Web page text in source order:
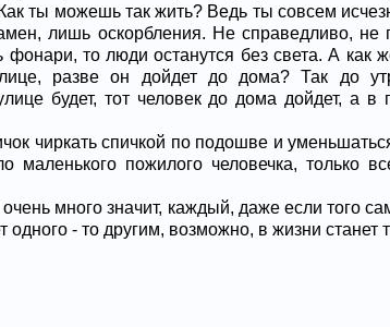
ты можешь так жить? Ведь ты совсем
лишь оскорбления. Не справедливо, не
фонари, то люди останутся без света. А как
разве он дойдет до дома? Так до
будет, тот человек до дома дойдет, а в
чиркать спичкой по подошве и
маленького пожилого человечка, только
много значит, каждый, даже если того
одного - то другим, возможно, в жизни станет